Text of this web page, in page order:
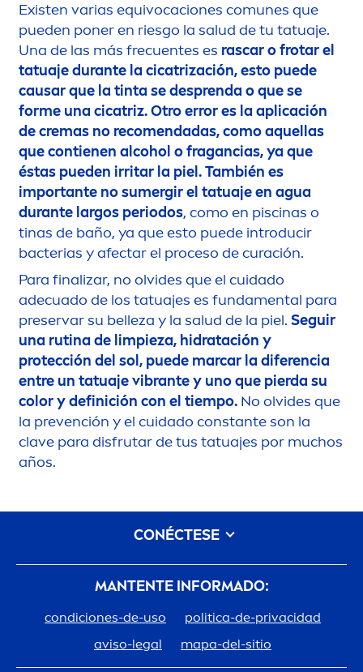
Existen varias equivocaciones comunes que
pueden poner en riesgo la salud de tu tatuaje.
Una de las más frecuentes es rascar o frotar el
tatuaje durante la cicatrización, esto puede
causar que la tinta se desprenda o que se
forme una cicatriz. Otro error es la aplicación
de cremas no recomendadas, como aquellas
que contienen alcohol o fragancias, ya que
éstas pueden irritar la piel. También es
importante no sumergir el tatuaje en agua
durante largos periodos, como en piscinas o
tinas de baño, ya que esto puede introducir
bacterias y afectar el proceso de curación.
Para finalizar, no olvides que el cuidado
adecuado de los tatuajes es fundamental para
preservar su belleza y la salud de la piel. Seguir
una rutina de limpieza, hidratación y
protección del sol, puede marcar la diferencia
entre un tatuaje vibrante y uno que pierda su
colory definición con el tiempo. No olvides que
la prevención y el cuidado constante son la
clave para disfrutar de tus tatuajes por muchos
años.
MANTENTE INFORMADO:
condiciones-de-uso
politica-de-privacidad
aviso-legal
mapa-del-sitio
CONÉCTESE